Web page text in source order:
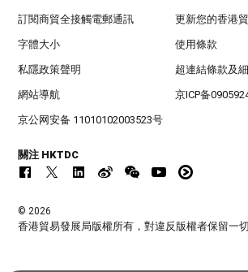
訂閱商貿全接觸電郵通訊 更新您的香港
字體大小 使用條款
私隱政策聲明 超連結條款及
網站導航 京ICP备
京公网安备 11010102003523号
關注 HKTDC
© 2026
香港貿易發展局版權所有，對違反版權者保留一切